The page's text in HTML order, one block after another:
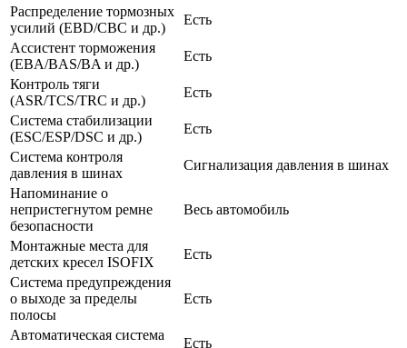
Распределение тормозных
усилий (EBD/CBC и др.)
Есть
Ассистент торможения
(EBA/BAS/BA и др.)
Есть
Контроль тяги
(ASR/TCS/TRC и др.)
Есть
Система стабилизации
(ESC/ESP/DSC и др.)
Есть
Система контроля
давления в шинах
Сигнализация давления в шинах
Напоминание о
непристегнутом ремне
безопасности
Весь автомобиль
Монтажные места для
детских кресел ISOFIX
Есть
Система предупреждения
о выходе за пределы
полосы
Есть
Автоматическая система
Есть